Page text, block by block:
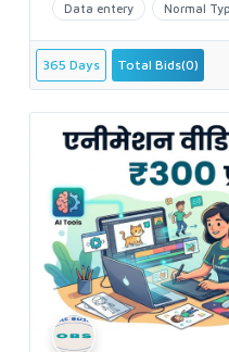
Data entery Normal
365 Days Total Bids(0)